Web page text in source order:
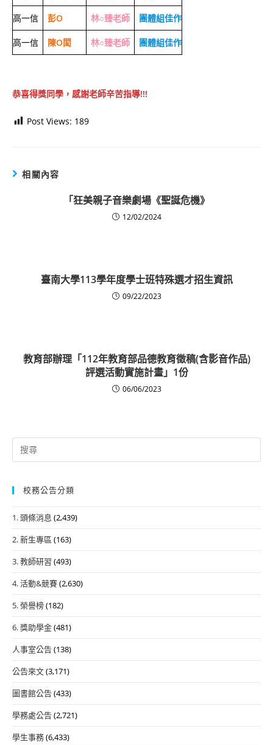
高一信 彭O 林○臻老師 團體組佳作
高一信 陳O閎 林○臻老師 團體組佳作
恭喜得獎同學，感謝老師辛苦指導!!!
Post Views: 189
相關內容
「狂美親子音樂劇場《聖誕危機》
12/02/2024
臺南大學113學年度學士班特殊選才招生資訊
09/22/2023
教育部辦理「112年教育部品德教育徵稿(含影音作品)
評選活動實施計畫」1份
06/06/2023
Search
for:
校務公告分類
1. 頭條消息 (2,439)
2. 新生專區 (163)
3. 教師研習 (493)
4. 活動&競賽(2,630)
5. 榮譽榜(182)
6. 獎助學金(481)
人事室公告(138)
公告來文(3,171)
圖書館公告(433)
學務處公告(2,721)
學生事務(6,433)